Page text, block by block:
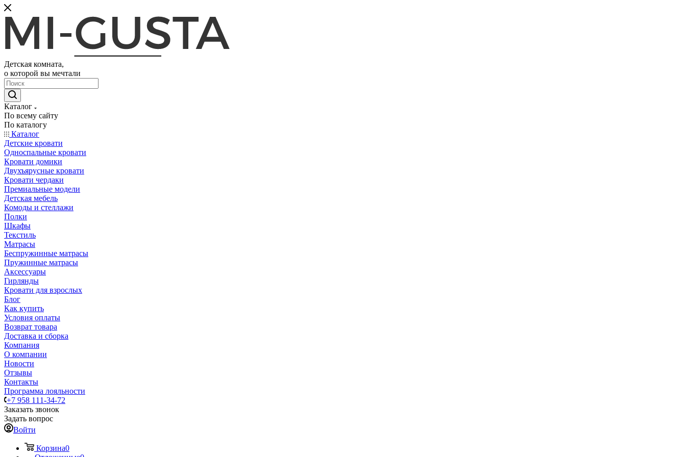
Детская комната,
о которой вы мечтали
Каталог
По всему сайту
По каталогу
Каталог
Детские кровати
Односпальные кровати
Кровати домики
Двухъярусные кровати
Кровати чердаки
Премиальные модели
Детская мебель
Комоды и стеллажи
Полки
Шкафы
Текстиль
Матрасы
Беспружинные матрасы
Пружинные матрасы
Аксессуары
Гирлянды
Кровати для взрослых
Блог
Как купить
Условия оплаты
Возврат товара
Доставка и сборка
Компания
О компании
Новости
Отзывы
Контакты
Программа лояльности
+7 958 111-34-72
Заказать звонок
Задать вопрос
Войти
Корзина0